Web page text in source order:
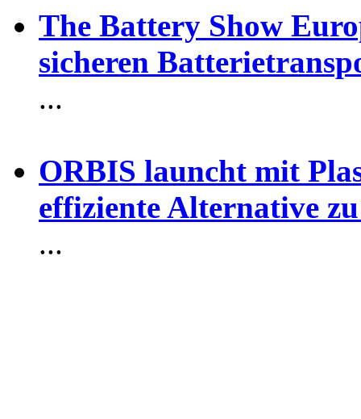
The Battery Show
sicheren
...
ORBIS launcht mit
effiziente Alternative
...